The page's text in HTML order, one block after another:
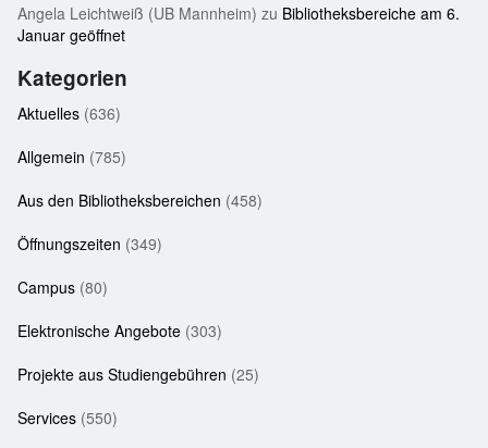
Angela Leichtweiß (UB Mannheim) zu Bibliotheksbereiche am 6.
Januar geöffnet
Kategorien
Aktuelles (636)
Allgemein (785)
Aus den Bibliotheksbereichen (458)
Öffnungszeiten (349)
Campus (80)
Elektronische Angebote (303)
Projekte aus Studiengebühren (25)
Services (550)